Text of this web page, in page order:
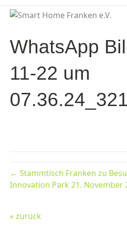
WhatsApp
11-22 um
← Stammtisch Franken zu
Innovation Park 21. November
« zurück